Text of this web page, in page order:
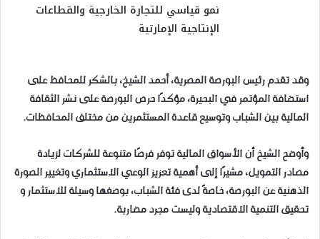
نمو قياسي للتجارة الخارجية والقطاعات
الإنتاجية الإمارتية
وقد تقدم رئيس البورصة المصرية، أحمد الشيخ، بالشكر للمحافظ على
استضافة المؤتمر في البحيرة، مؤكدًا حرص البورصة على نشر الثقافة
المالية بين الشباب وتوسيع قاعدة المستثمرين من مختلف المحافظات.
وأوضح الشيخ أن الأسواق المالية توفر فرصًا متنوعة للشركات لزيادة
مصادر التمويل، مشيرًا إلى أهمية تعزيز الوعي الاستثماري وتغيير الصورة
الذهنية عن البورصة، خاصةً لدى فئة الشباب، بوصفها وسيلة للاستثمار و
تحقيق التنمية الاقتصادية وليست مجرد مضاربة.